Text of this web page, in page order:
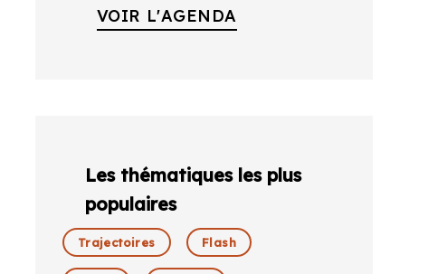
VOIR L'AGENDA
Les thématiques les plus
populaires
Trajectoires Flash